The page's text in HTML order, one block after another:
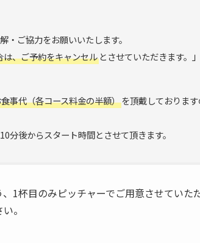
・ご協力をお願いいたします。
、ご予約をキャンセル とさせていただきます。
事代（各コース料金の半額）を頂戴しておりま
分後からスタート時間とさせて頂きます。
1杯目のみピッチャーでご用意させていた
。